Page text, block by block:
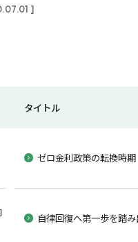
]
タイトル
ゼロ金利政策の転換時期
自律回復へ第一歩を踏